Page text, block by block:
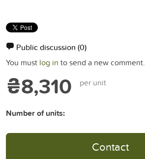
Public discussion (0)
You must log in to send a new comment.
₴8,310 per unit
Number of units:
Contact